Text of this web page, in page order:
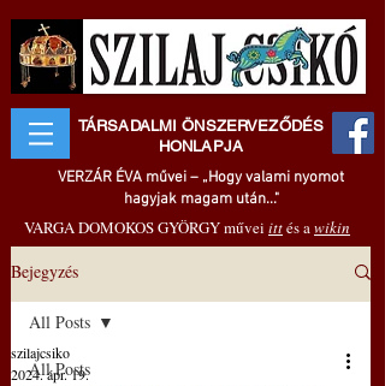
TÁRSADALMI ÖNSZERVEZŐDÉS
HONLAPJA
VERZÁR ÉVA művei – „Hogy valami nyomot
hagyjak magam után..."
VARGA DOMOKOS GYÖRGY művei ittés awikin
Bejegyzés
All Posts
All Posts
szilajcsiko
2024. ápr. 19.